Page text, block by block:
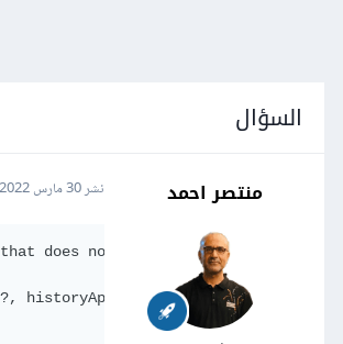
السؤال
منتصر احمد نشر30 مارس 2022
does not match the API
host?, hot?,